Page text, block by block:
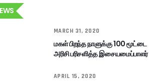
MARCH 31, 2020
மகள் பிறந்த நாளுக்கு 100 மூட்டை
அரிசி பரிசளித்த இசையமைப்பாளர்
APRIL 15, 2020